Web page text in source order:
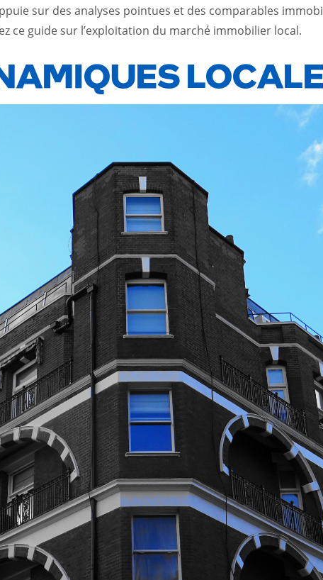
sur des analyses pointues et des comparables
ce guide sur l’exploitation du marché immobilier local.